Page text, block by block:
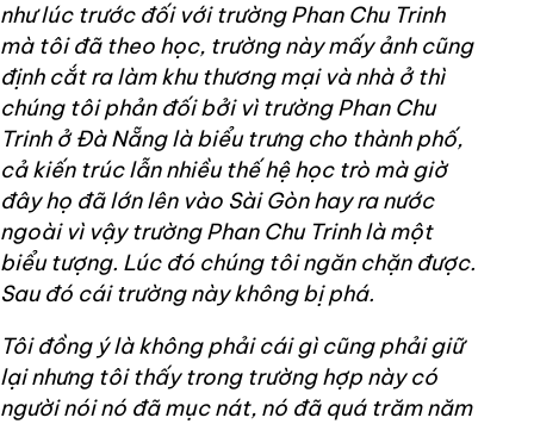
như lúc trước đối với trường Phan Chu Trinh
mà tôi đã theo học, trường này mấy ảnh cũng
định cắt ra làm khu thương mại và nhà ở thì
chúng tôi phản đối bởi vì trường Phan Chu
Trinh ở Đà Nẵng là biểu trưng cho thành phố,
cả kiến trúc lẫn nhiều thế hệ học trò mà giờ
đây họ đã lớn lên vào Sài Gòn hay ra nước
ngoài vì vậy trường Phan Chu Trinh là một
biểu tượng. Lúc đó chúng tôi ngăn chặn được.
Sau đó cái trường này không bị phá.
Tôi đồng ý là không phải cái gì cũng phải giữ
lại nhưng tôi thấy trong trường hợp này có
người nói nó đã mục nát, nó đã quá trăm năm